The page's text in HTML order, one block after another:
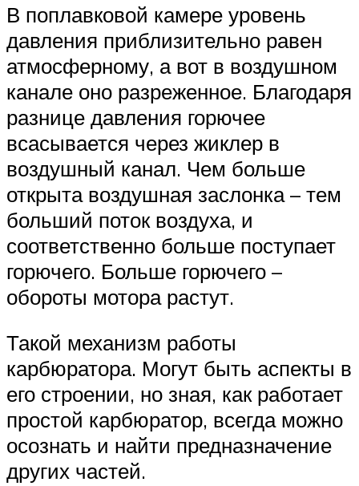
В поплавковой камере уровень
давления приблизительно равен
атмосферному, а вот в воздушном
канале оно разреженное. Благодаря
разнице давления горючее
всасывается через жиклер в
воздушный канал. Чем больше
открыта воздушная заслонка – тем
больший поток воздуха, и
соответственно больше поступает
горючего. Больше горючего –
обороты мотора растут.
Такой механизм работы
карбюратора. Могут быть аспекты в
его строении, но зная, как работает
простой карбюратор, всегда можно
осознать и найти предназначение
других частей.